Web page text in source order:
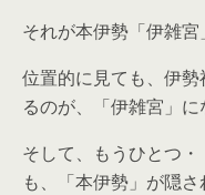
それが本伊勢「伊雑宮
位置的に見ても、伊
るのが、「伊雑宮」に
そして、もうひとつ
も、「本伊勢」が隠